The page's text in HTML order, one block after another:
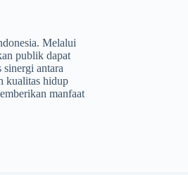
Melalui
publik dapat
antara
kualitas hidup
manfaat